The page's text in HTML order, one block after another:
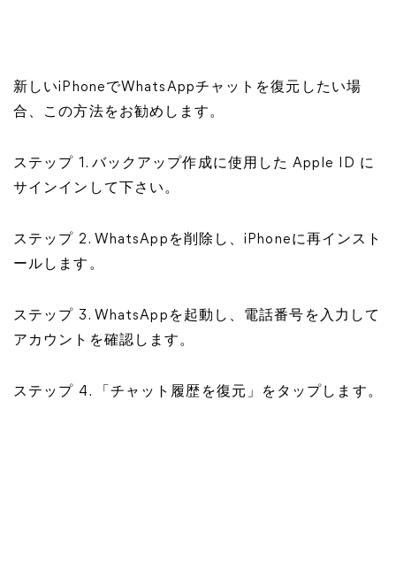
新しいiPhoneでWhatsAppチャットを復元したい場
合、この方法をお勧めします。
ステップ 1. バックアップ作成に使用した Apple ID に
サインインして下さい。
ステップ 2. WhatsAppを削除し、iPhoneに再インスト
ールします。
ステップ 3. WhatsAppを起動し、電話番号を入力して
アカウントを確認します。
ステップ 4. 「チャット履歴を復元」をタップします。